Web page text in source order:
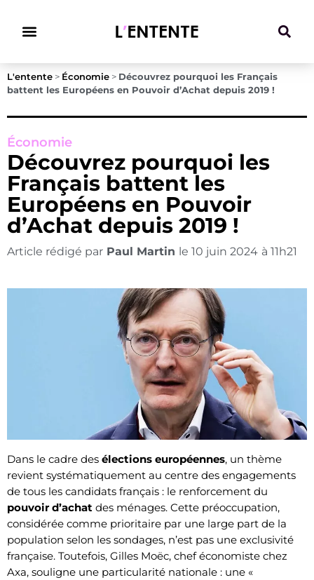
L'entente > Économie > Découvrez pourquoi les Français
battent les Européens en Pouvoir d’Achat depuis 2019 !
Économie
Découvrez pourquoi les
Français battent les
Européens en Pouvoir
d’Achat depuis 2019 !
Article rédigé par Paul Martin le 10 juin 2024 à 11h21
Dans le cadre des élections européennes, un thème
revient systématiquement au centre des engagements
de tous les candidats français : le renforcement du
pouvoir d’achat des ménages. Cette préoccupation,
considérée comme prioritaire par une large part de la
population selon les sondages, n’est pas une exclusivité
française. Toutefois, Gilles Moëc, chef économiste chez
Axa, souligne une particularité nationale : une «